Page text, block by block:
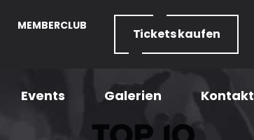
MEMBERCLUB
Ticketskaufen
U18 Formular
Events Galerien Kontakt